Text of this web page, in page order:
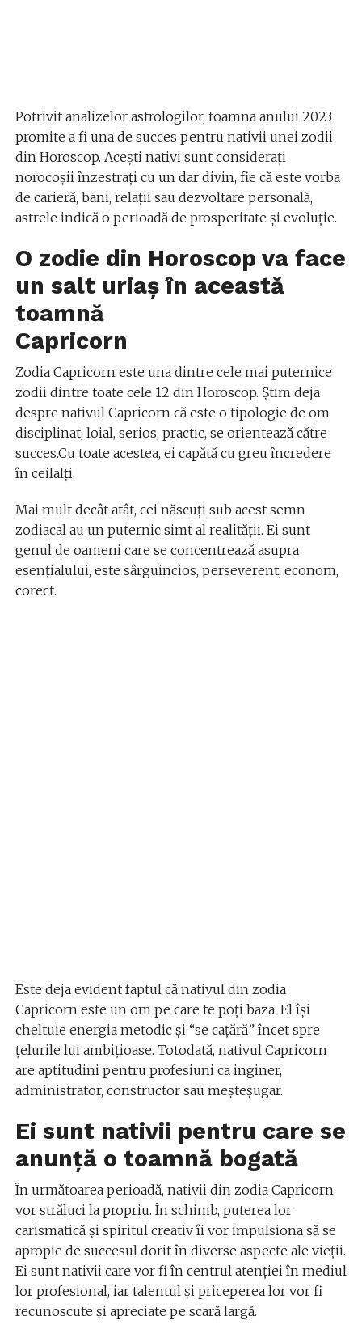
Potrivit analizelor astrologilor, toamna anului 2023
promite a fi una de succes pentru nativii unei zodii
din Horoscop. Acești nativi sunt considerați
norocoșii înzestrați cu un dar divin, fie că este vorba
de carieră, bani, relații sau dezvoltare personală,
astrele indică o perioadă de prosperitate și evoluție.
O zodie din Horoscop va face
un salt uriaș în această
toamnă
Capricorn
Zodia Capricorn este una dintre cele mai puternice
zodii dintre toate cele 12 din Horoscop. Știm deja
despre nativul Capricorn că este o tipologie de om
disciplinat, loial, serios, practic, se orientează către
succes.Cu toate acestea, ei capătă cu greu încredere
în ceilalți.
Mai mult decât atât, cei născuți sub acest semn
zodiacal au un puternic simt al realității. Ei sunt
genul de oameni care se concentrează asupra
esențialului, este sârguincios, perseverent, econom,
corect.
Este deja evident faptul că nativul din zodia
Capricorn este un om pe care te poți baza. El își
cheltuie energia metodic și “se cațără” încet spre
țelurile lui ambițioase. Totodată, nativul Capricorn
are aptitudini pentru profesiuni ca inginer,
administrator, constructor sau meșteșugar.
Ei sunt nativii pentru care se
anunță o toamnă bogată
În următoarea perioadă, nativii din zodia Capricorn
vor străluci la propriu. În schimb, puterea lor
carismatică și spiritul creativ îi vor impulsiona să se
apropie de succesul dorit în diverse aspecte ale vieții.
Ei sunt nativii care vor fi în centrul atenției în mediul
lor profesional, iar talentul și priceperea lor vor fi
recunoscute și apreciate pe scară largă.